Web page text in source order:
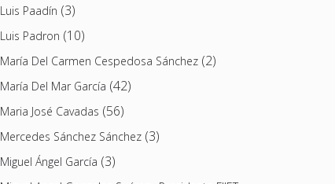
Luis Paadín (3)
Luis Padron (10)
María Del Carmen Cespedosa Sánchez(2)
María Del Mar García (42)
Maria José Cavadas (56)
Mercedes Sánchez Sánchez(3)
Miguel Ángel García (3)